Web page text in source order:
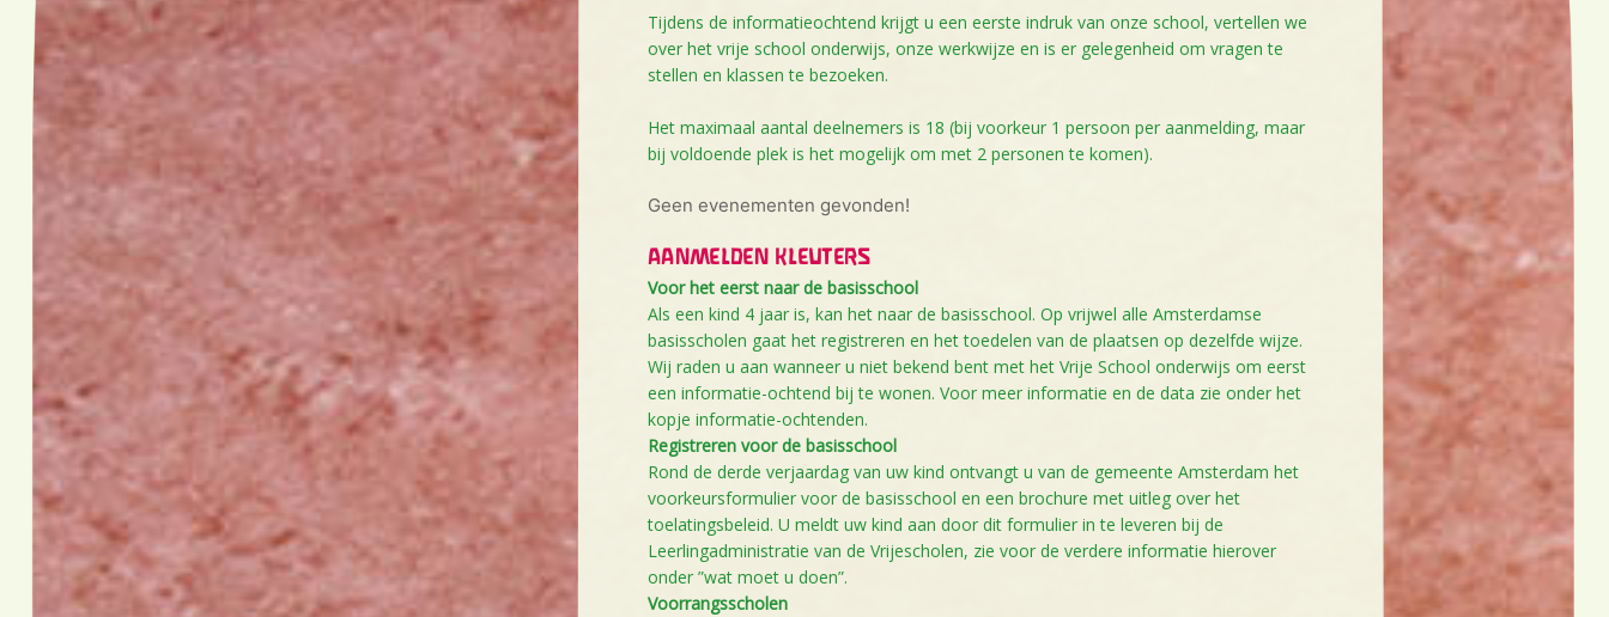
Tijdens de informatieochtend krijgt u een eerste indruk van onze school, vertellen we
over het vrije school onderwijs, onze werkwijze en is er gelegenheid om vragen te
stellen en klassen te bezoeken.
Het maximaal aantal deelnemers is 18 (bij voorkeur 1 persoon per aanmelding, maar
bij voldoende plek is het mogelijk om met 2 personen te komen).
Geen evenementen gevonden!
AANMELDEN KLEUTERS
Voor het eerst naar de basisschool
Als een kind 4 jaar is, kan het naar de basisschool. Op vrijwel alle Amsterdamse
basisscholen gaat het registreren en het toedelen van de plaatsen op dezelfde wijze.
Wij raden u aan wanneer u niet bekend bent met het Vrije School onderwijs om eerst
een informatie-ochtend bij te wonen. Voor meer informatie en de data zie onder het
kopje informatie-ochtenden.
Registreren voor de basisschool
Rond de derde verjaardag van uw kind ontvangt u van de gemeente Amsterdam het
voorkeursformulier voor de basisschool en een brochure met uitleg over het
toelatingsbeleid. U meldt uw kind aan door dit formulier in te leveren bij de
Leerlingadministratie van de Vrijescholen, zie voor de verdere informatie hierover
onder ”wat moet u doen”.
Voorrangsscholen